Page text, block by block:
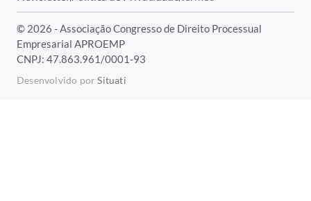
© 2026 - Associação Congresso de Direito Processual
Empresarial APROEMP
CNPJ: 47.863.961/0001-93
Desenvolvido porSituati